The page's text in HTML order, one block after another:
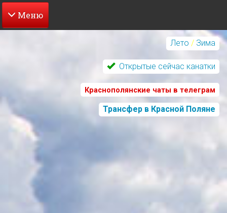
Перейти
Лето / Зима
Открытые сейчас канатки
Краснополянские чаты в телеграм
Трансфер в Красной Поляне